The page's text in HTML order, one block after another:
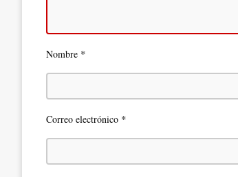
Nombre *
Correo electrónico *